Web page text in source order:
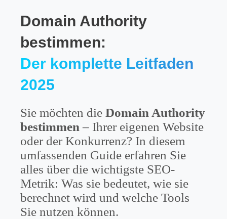
Domain Authority
bestimmen:
Der komplette Leitfaden
2025
Sie möchten die Domain Authority
bestimmen – Ihrer eigenen Website
oder der Konkurrenz? In diesem
umfassenden Guide erfahren Sie
alles über die wichtigste SEO-
Metrik: Was sie bedeutet, wie sie
berechnet wird und welche Tools
Sie nutzen können.